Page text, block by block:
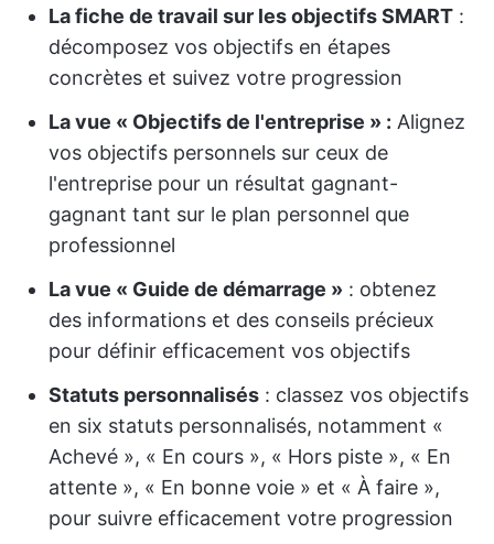
La fiche de travail sur les objectifs SMART :
décomposez vos objectifs en étapes
concrètes et suivez votre progression
La vue « Objectifs de l'entreprise » : Alignez
vos objectifs personnels sur ceux de
l'entreprise pour un résultat gagnant-
gagnant tant sur le plan personnel que
professionnel
La vue « Guide de démarrage » : obtenez
des informations et des conseils précieux
pour définir efficacement vos objectifs
Statuts personnalisés : classez vos objectifs
en six statuts personnalisés, notamment «
Achevé », « En cours », « Hors piste », « En
attente », « En bonne voie » et « À faire »,
pour suivre efficacement votre progression